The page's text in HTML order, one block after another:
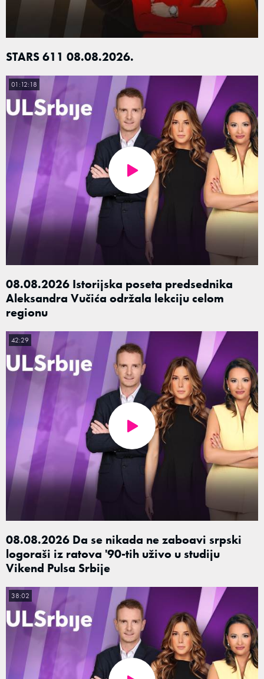
STARS 611 08.08.2026.
08.08.2026 Istorijska poseta predsednika
Aleksandra Vučića održala lekciju celom
regionu
01:12:18
08.08.2026 Da se nikada ne zaboavi srpski
logoraši iz ratova '90-tih uživo u studiju
Vikend Pulsa Srbije
42:29
38:02